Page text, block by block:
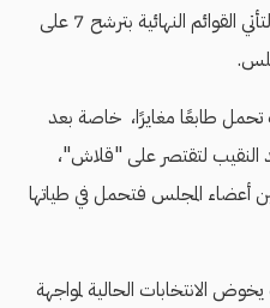
الانتخابات في 3 مارس/آذار الجاري، لتأتي القوائم النهائية بترشح 7 على
تحمل طابعًا مغايرًا، خاصة بعد
النقيب لتقتصر على "قلاش"،
أعضاء المجلس فتحمل في طياتها
الانتخابات الحالية لمواجهة